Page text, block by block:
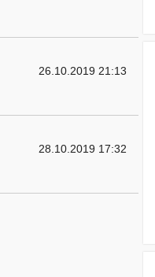
26.10.2019 21:13
28.10.2019 17:32